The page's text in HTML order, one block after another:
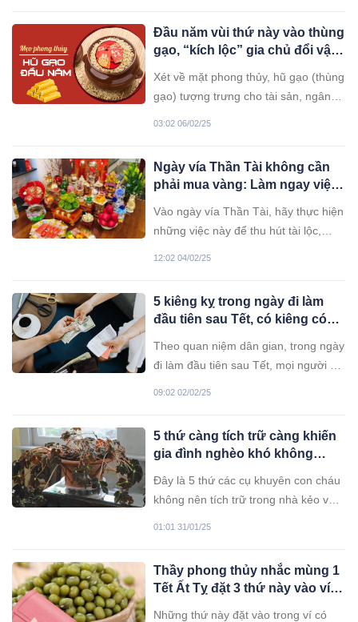
Đầu năm vùi thứ này vào thùng
gạo, “kích lộc” gia chủ đổi vận,
Xét về mặt phong thủy, hũ gạo (thùng
gạo) tượng trưng cho tài sản, ngân
hẹn năm mới tài khí tràn đầy vào
nhà, tiền bạc kiếm như hái. 1.
03:02 06/02/25
Ngày vía Thần Tài không cần
phải mua vàng: Làm ngay việc
nhiều may mắn
Vào ngày vía Thần Tài, hãy thực hiện
những việc này để thu hút tài lộc,
12:02 04/02/25
5 kiêng kỵ trong ngày đi làm
đầu tiên sau Tết, có kiêng có
Theo quan niệm dân gian, trong ngày
đi làm đầu tiên sau Tết, mọi người có
09:02 02/02/25
5 thứ càng tích trữ càng khiến
gia đình nghèo khó không
Đây là 5 thứ các cụ khuyên con cháu
không nên tích trữ trong nhà kẻo vận
01:01 31/01/25
Thầy phong thủy nhắc mùng 1
Tết Ất Tỵ đặt 3 thứ này vào ví
Những thứ này đặt vào trong ví có